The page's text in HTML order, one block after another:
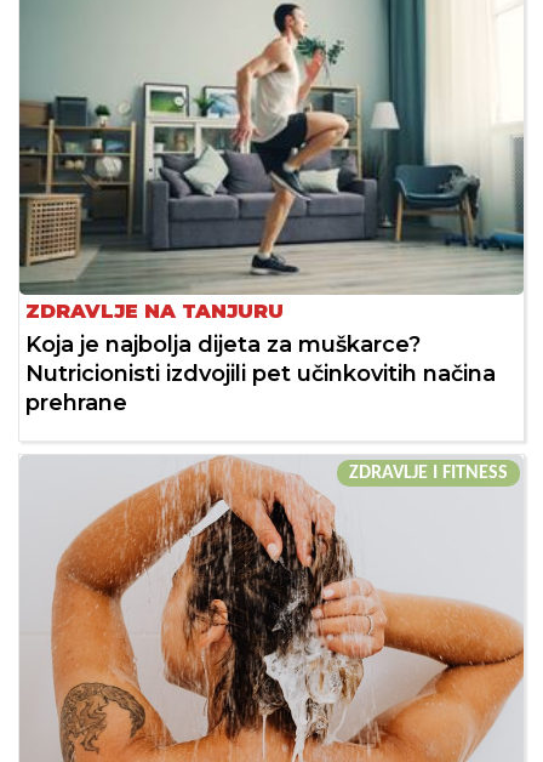
ZDRAVLJE NA TANJURU
Koja je najbolja dijeta za muškarce?
Nutricionisti izdvojili pet učinkovitih načina
prehrane
ZDRAVLJE I FITNESS